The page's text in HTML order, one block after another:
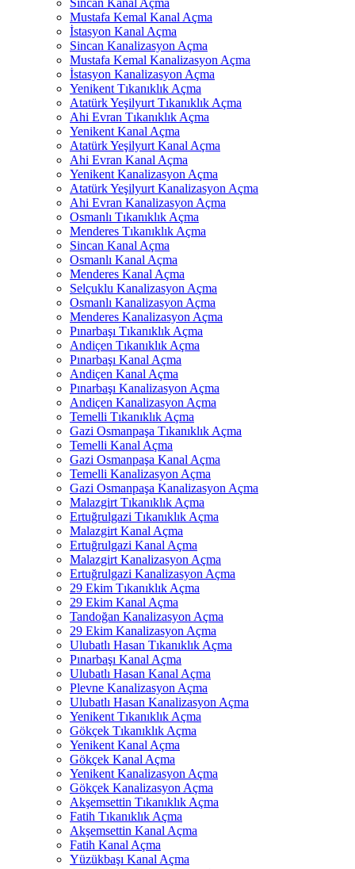
Sincan Kanal Açma
Mustafa Kemal Kanal Açma
İstasyon Kanal Açma
Sincan Kanalizasyon Açma
Mustafa Kemal Kanalizasyon Açma
İstasyon Kanalizasyon Açma
Yenikent Tıkanıklık Açma
Atatürk Yeşilyurt Tıkanıklık Açma
Ahi Evran Tıkanıklık Açma
Yenikent Kanal Açma
Atatürk Yeşilyurt Kanal Açma
Ahi Evran Kanal Açma
Yenikent Kanalizasyon Açma
Atatürk Yeşilyurt Kanalizasyon Açma
Ahi Evran Kanalizasyon Açma
Osmanlı Tıkanıklık Açma
Menderes Tıkanıklık Açma
Sincan Kanal Açma
Osmanlı Kanal Açma
Menderes Kanal Açma
Selçuklu Kanalizasyon Açma
Osmanlı Kanalizasyon Açma
Menderes Kanalizasyon Açma
Pınarbaşı Tıkanıklık Açma
Andiçen Tıkanıklık Açma
Pınarbaşı Kanal Açma
Andiçen Kanal Açma
Pınarbaşı Kanalizasyon Açma
Andiçen Kanalizasyon Açma
Temelli Tıkanıklık Açma
Gazi Osmanpaşa Tıkanıklık Açma
Temelli Kanal Açma
Gazi Osmanpaşa Kanal Açma
Temelli Kanalizasyon Açma
Gazi Osmanpaşa Kanalizasyon Açma
Malazgirt Tıkanıklık Açma
Ertuğrulgazi Tıkanıklık Açma
Malazgirt Kanal Açma
Ertuğrulgazi Kanal Açma
Malazgirt Kanalizasyon Açma
Ertuğrulgazi Kanalizasyon Açma
29 Ekim Tıkanıklık Açma
29 Ekim Kanal Açma
Tandoğan Kanalizasyon Açma
29 Ekim Kanalizasyon Açma
Ulubatlı Hasan Tıkanıklık Açma
Pınarbaşı Kanal Açma
Ulubatlı Hasan Kanal Açma
Plevne Kanalizasyon Açma
Ulubatlı Hasan Kanalizasyon Açma
Yenikent Tıkanıklık Açma
Gökçek Tıkanıklık Açma
Yenikent Kanal Açma
Gökçek Kanal Açma
Yenikent Kanalizasyon Açma
Gökçek Kanalizasyon Açma
Akşemsettin Tıkanıklık Açma
Fatih Tıkanıklık Açma
Akşemsettin Kanal Açma
Fatih Kanal Açma
Yüzükbaşı Kanal Açma